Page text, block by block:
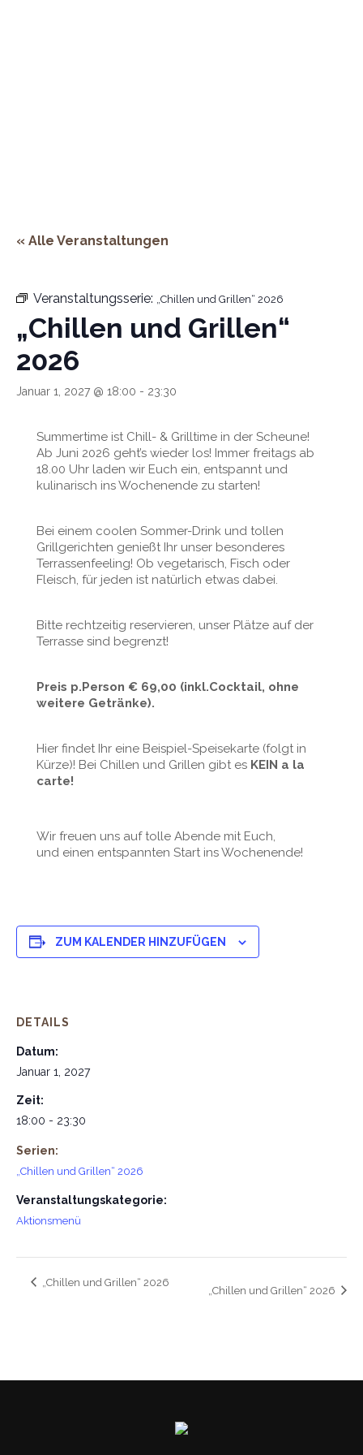
« Alle Veranstaltungen
Veranstaltungsserie: „Chillen und Grillen“ 2026
„Chillen und Grillen“
2026
Januar 1, 2027 @ 18:00 - 23:30
Summertime ist Chill- & Grilltime in der Scheune!
Ab Juni 2026 geht’s wieder los! Immer freitags ab
18.00 Uhr laden wir Euch ein, entspannt und
kulinarisch ins Wochenende zu starten!
Bei einem coolen Sommer-Drink und tollen
Grillgerichten genießt Ihr unser besonderes
Terrassenfeeling! Ob vegetarisch, Fisch oder
Fleisch, für jeden ist natürlich etwas dabei.
Bitte rechtzeitig reservieren, unser Plätze auf der
Terrasse sind begrenzt!
Preis p.Person € 69,00 (inkl.Cocktail, ohne
weitere Getränke).
Hier findet Ihr eine Beispiel-Speisekarte (folgt in
Kürze)! Bei Chillen und Grillen gibt es KEIN a la
carte!
Wir freuen uns auf tolle Abende mit Euch,
und einen entspannten Start ins Wochenende!
ZUM KALENDER HINZUFÜGEN
DETAILS
Datum:
Januar 1, 2027
Zeit:
18:00 - 23:30
Serien:
„Chillen und Grillen“ 2026
Veranstaltungskategorie:
Aktionsmenü
„Chillen und Grillen“ 2026
„Chillen und Grillen“ 2026